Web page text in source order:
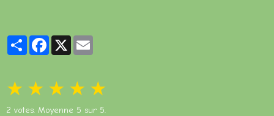
PartagerFacebook
X
★ ★ ★ ★ ★
2 votes. Moyenne 5 sur 5.